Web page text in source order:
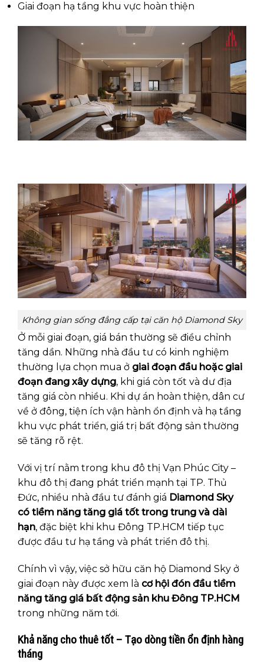
Giai đoạn hạ tầng khu vực hoàn thiện
Không gian sống đẳng cấp tại căn hộ Diamond Sky
Ở mỗi giai đoạn, giá bán thường sẽ điều chỉnh
tăng dần. Những nhà đầu tư có kinh nghiệm
thường lựa chọn mua ở giai đoạn đầu hoặc giai
đoạn đang xây dựng, khi giá còn tốt và dư địa
tăng giá còn nhiều. Khi dự án hoàn thiện, dân cư
về ở đông, tiện ích vận hành ổn định và hạ tầng
khu vực phát triển, giá trị bất động sản thường
sẽ tăng rõ rệt.
Với vị trí nằm trong khu đô thị Vạn Phúc City –
khu đô thị đang phát triển mạnh tại TP. Thủ
Đức, nhiều nhà đầu tư đánh giá Diamond Sky
có tiềm năng tăng giá tốt trong trung và dài
hạn, đặc biệt khi khu Đông TP.HCM tiếp tục
được đầu tư hạ tầng và phát triển đô thị.
Chính vì vậy, việc sở hữu căn hộ Diamond Sky ở
giai đoạn này được xem là cơ hội đón đầu tiềm
năng tăng giá bất động sản khu Đông TP.HCM
trong những năm tới.
Khả năng cho thuê tốt – Tạo dòng tiền ổn định hàng
tháng